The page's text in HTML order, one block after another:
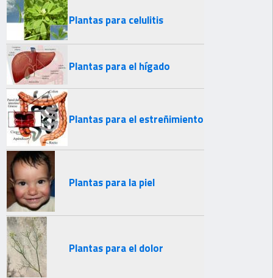
Plantas para celulitis
Plantas para el hígado
Plantas para el estreñimiento
Plantas para la piel
Plantas para el dolor